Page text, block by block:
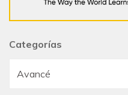
Categorías